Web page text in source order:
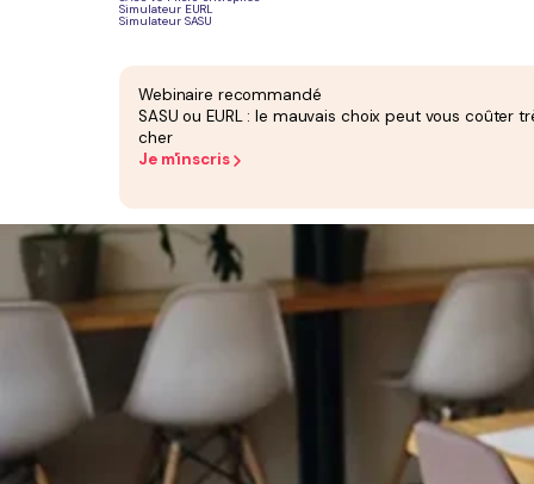
Simulateur EURL
Simulateur SASU
Webinaire recommandé
SASU ou EURL : le mauvais choix peut vous coûter
cher
Je m'inscris